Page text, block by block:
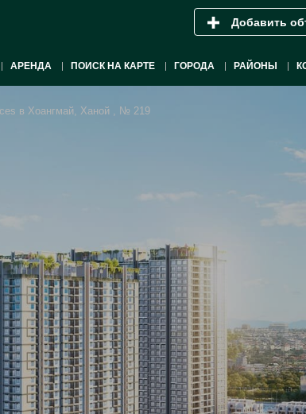
Добавить
АРЕНДА ПОИСК НА КАРТЕ ГОРОДА РАЙОНЫ
в Хоангмай, Ханой , № 219